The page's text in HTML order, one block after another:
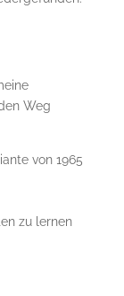
Weg
von 1965
zu lernen